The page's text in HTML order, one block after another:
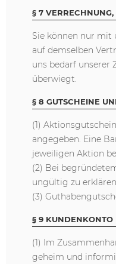
§ 7
Sie können nur mit
auf demselben
uns bedarf unserer
überwiegt.
§ 8 GUTSCHEINE
(1)
angegeben. Eine
jeweiligen Aktion
(2) Bei
ungültig zu
(3)
§ 9 KUNDENKONTO
(1) Im
geheim und